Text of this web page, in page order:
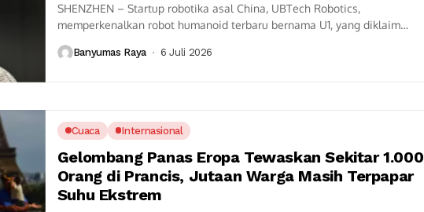
SHENZHEN – Startup robotika asal China, UBTech Robotics,
memperkenalkan robot humanoid terbaru bernama U1, yang diklaim
Banyumas Raya 6 Juli 2026
Cuaca Internasional
Gelombang Panas Eropa Tewaskan Sekitar 1.000
Orang di Prancis, Jutaan Warga Masih Terpapar
Suhu Ekstrem